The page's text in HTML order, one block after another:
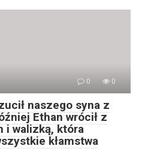
0 0
naszego syna z
Ethan wrócił z
i walizką, która
kłamstwa